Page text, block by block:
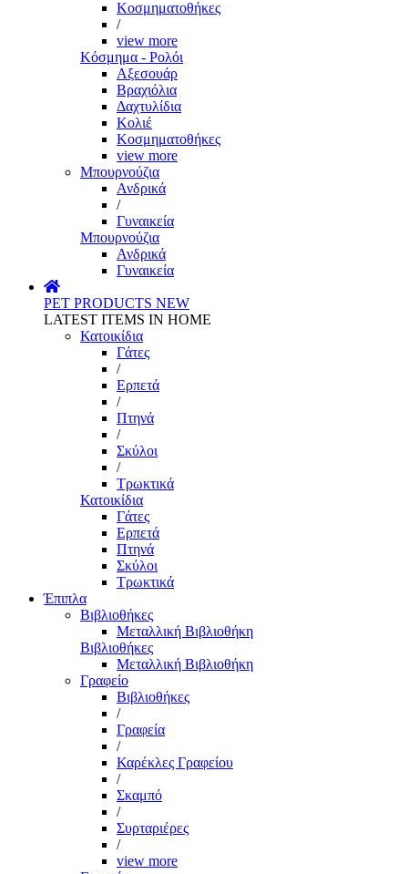
Κοσμηματοθήκες
/
view more
Κόσμημα - Ρολόι
Αξεσουάρ
Βραχιόλια
Δαχτυλίδια
Κολιέ
Κοσμηματοθήκες
view more
Μπουρνούζια
Ανδρικά
/
Γυναικεία
Μπουρνούζια
Ανδρικά
Γυναικεία
PET PRODUCTS NEW
LATEST ITEMS IN HOME
Κατοικίδια
Γάτες
/
Ερπετά
/
Πτηνά
/
Σκύλοι
/
Τρωκτικά
Κατοικίδια
Γάτες
Ερπετά
Πτηνά
Σκύλοι
Τρωκτικά
Έπιπλα
Βιβλιοθήκες
Μεταλλική Βιβλιοθήκη
Βιβλιοθήκες
Μεταλλική Βιβλιοθήκη
Γραφείο
Βιβλιοθήκες
/
Γραφεία
/
Καρέκλες Γραφείου
/
Σκαμπό
/
Συρταριέρες
/
view more